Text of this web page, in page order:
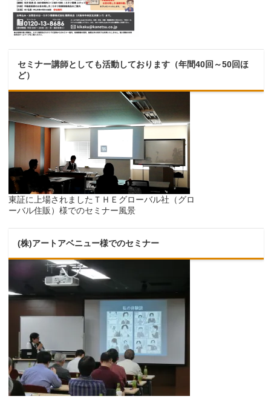
セミナー講師としても活動しております（年間40回～50回ほ
ど）
東証に上場されましたＴＨＥグローバル社（グロ
ーバル住販）様でのセミナー風景
(株)アートアベニュー様でのセミナー